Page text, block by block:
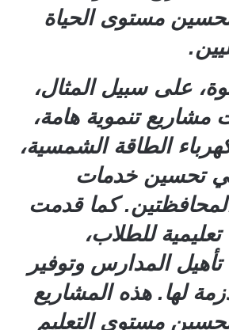
مستوى الحياة
على سبيل المثال،
مشاريع تنموية هامة،
الطاقة الشمسية،
تحسين خدمات
كما قدمت
تعليمية للطلاب،
المدارس وتوفير
لها. هذه المشاريع
مستوى التعليم